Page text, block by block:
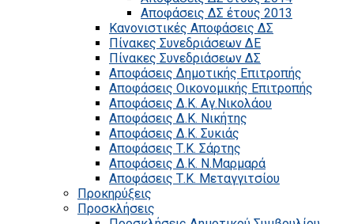
Αποφάσεις ΔΣ έτους 2013
Κανονιστικές Αποφάσεις ΔΣ
Πίνακες Συνεδριάσεων ΔΕ
Πίνακες Συνεδριάσεων ΔΣ
Αποφάσεις Δημοτικής Επιτροπής
Αποφάσεις Οικονομικής Επιτροπής
Αποφάσεις Δ.Κ. Αγ.Νικολάου
Αποφάσεις Δ.Κ. Νικήτης
Αποφάσεις Δ.Κ. Συκιάς
Αποφάσεις Τ.Κ. Σάρτης
Αποφάσεις Δ.Κ. Ν.Μαρμαρά
Αποφάσεις Τ.Κ. Μεταγγιτσίου
Προκηρύξεις
Προσκλήσεις